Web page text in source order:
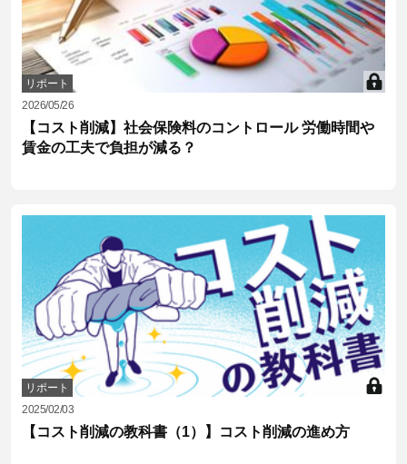
リポート
2026/05/26
【コスト削減】社会保険料のコントロール 労働時間や
賃金の工夫で負担が減る？
リポート
2025/02/03
【コスト削減の教科書（1）】コスト削減の進め方